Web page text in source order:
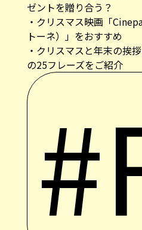
ゼントを贈り合う？
・ クリスマス映画「
トーネ）」をおすすめ
・ クリスマスと年末の挨
の25フレーズをご紹介